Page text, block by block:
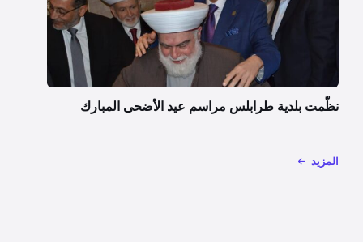
نظّمت بلدية طرابلس مراسم عيد الأضحى المبارك
المزيد